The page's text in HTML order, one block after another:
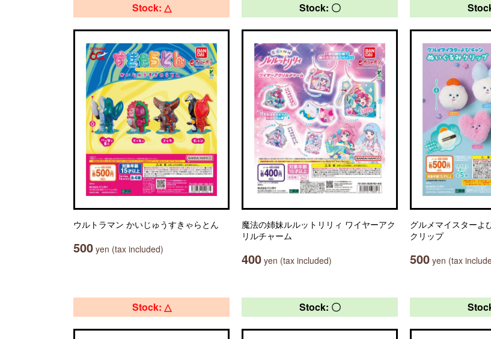
Stock: △
ウルトラマン かいじゅうすきゃらとん
500 yen (tax included)
Stock: 〇
魔法の姉妹ルルットリリィ ワイヤーアク
リルチャーム
400 yen (tax included)
グルメマイスターよ
クリップ
500 yen (tax
Stock: △ Stock: 〇